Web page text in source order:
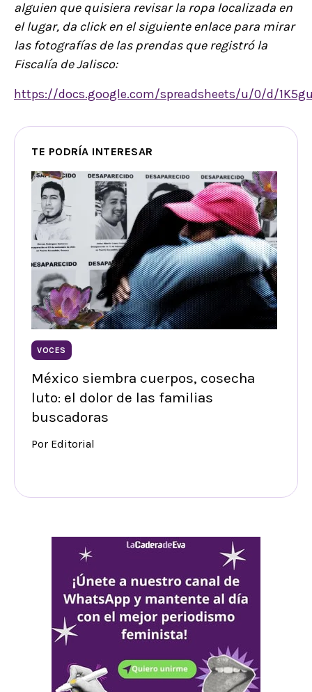
alguien que quisiera revisar la ropa localizada en
el lugar, da click en el siguiente enlace para mirar
las fotografías de las prendas que registró la
Fiscalía de Jalisco:
https://docs.google.com/spreadsheets/u/0/d/
TE PODRÍA INTERESAR
VOCES
México siembra cuerpos, cosecha
luto: el dolor de las familias
buscadoras
Por Editorial